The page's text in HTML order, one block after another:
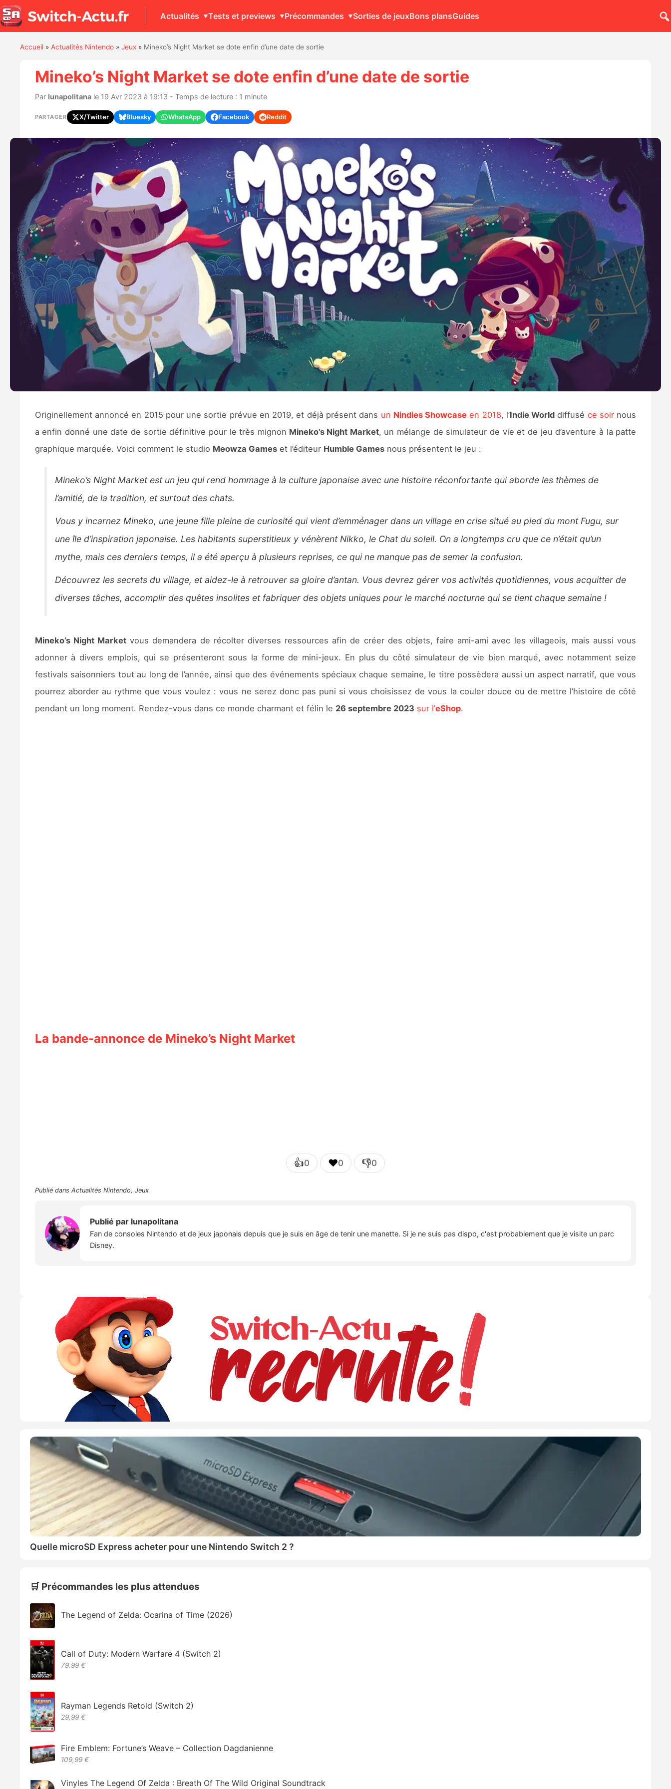
Actualités Tests et previews Précommandes Sorties de jeuxBons plansGuides
Accueil» Actualités Nintendo» Jeux» Mineko’s Night Market se dote enfin d’une date de sortie
Mineko’s Night Market se dote enfin d’une date de sortie
Par lunapolitanale 19 Avr 2023 à 19:13 - Temps de lecture : 1 minute
PARTAGER X/Twitter Bluesky WhatsApp Facebook Reddit
Originellement annoncé en 2015 pour une sortie prévue en 2019, et déjà présent dans un Nindies Showcase en 2018, l’Indie World diffusé ce soir nous
a enfin donné une date de sortie définitive pour le très mignon Mineko’s Night Market, un mélange de simulateur de vie et de jeu d’aventure à la patte
graphique marquée. Voici comment le studio Meowza Gameset l’éditeur Humble Gamesnous présentent le jeu :
Mineko’s Night Market est un jeu qui rend hommage à la culture japonaise avec une histoire réconfortante qui aborde les thèmes de
l’amitié, de la tradition, et surtout des chats.
Vous y incarnez Mineko, une jeune fille pleine de curiosité qui vient d’emménager dans un village en crise situé au pied du mont Fugu, sur
une île d’inspiration japonaise. Les habitants superstitieux y vénèrent Nikko, le Chat du soleil. On a longtemps cru que ce n’était qu’un
mythe, mais ces derniers temps, il a été aperçu à plusieurs reprises, ce qui ne manque pas de semer la confusion.
Découvrez les secrets du village, et aidez-le à retrouver sa gloire d’antan. Vous devrez gérer vos activités quotidiennes, vous acquitter de
diverses tâches, accomplir des quêtes insolites et fabriquer des objets uniques pour le marché nocturne qui se tient chaque semaine !
Mineko’s Night Market vous demandera de récolter diverses ressources afin de créer des objets, faire ami-ami avec les villageois, mais aussi vous
adonner à divers emplois, qui se présenteront sous la forme de mini-jeux. En plus du côté simulateur de vie bien marqué, avec notamment seize
festivals saisonniers tout au long de l’année, ainsi que des événements spéciaux chaque semaine, le titre possèdera aussi un aspect narratif, que vous
pourrez aborder au rythme que vous voulez : vous ne serez donc pas puni si vous choisissez de vous la couler douce ou de mettre l’histoire de côté
pendant un long moment. Rendez-vous dans ce monde charmant et félin le 26 septembre 2023 sur l’eShop.
La bande-annonce de Mineko’s Night Market
👍0 ❤️0 👎0
Publié dans Actualités Nintendo, Jeux
Publié par lunapolitana
Fan de consoles Nintendo et de jeux japonais depuis que je suis en âge de tenir une manette. Si je ne suis pas dispo, c'est probablement que je visite un parc
Disney.
Quelle microSD Express acheter pour une Nintendo Switch 2 ?
🛒 Précommandes les plus attendues
The Legend of Zelda: Ocarina of Time (2026)
Call of Duty: Modern Warfare 4 (Switch 2)
79.99 €
Rayman Legends Retold (Switch 2)
29,99 €
Fire Emblem: Fortune’s Weave – Collection Dagdanienne
109,99 €
Vinyles The Legend Of Zelda : Breath Of The Wild Original Soundtrack